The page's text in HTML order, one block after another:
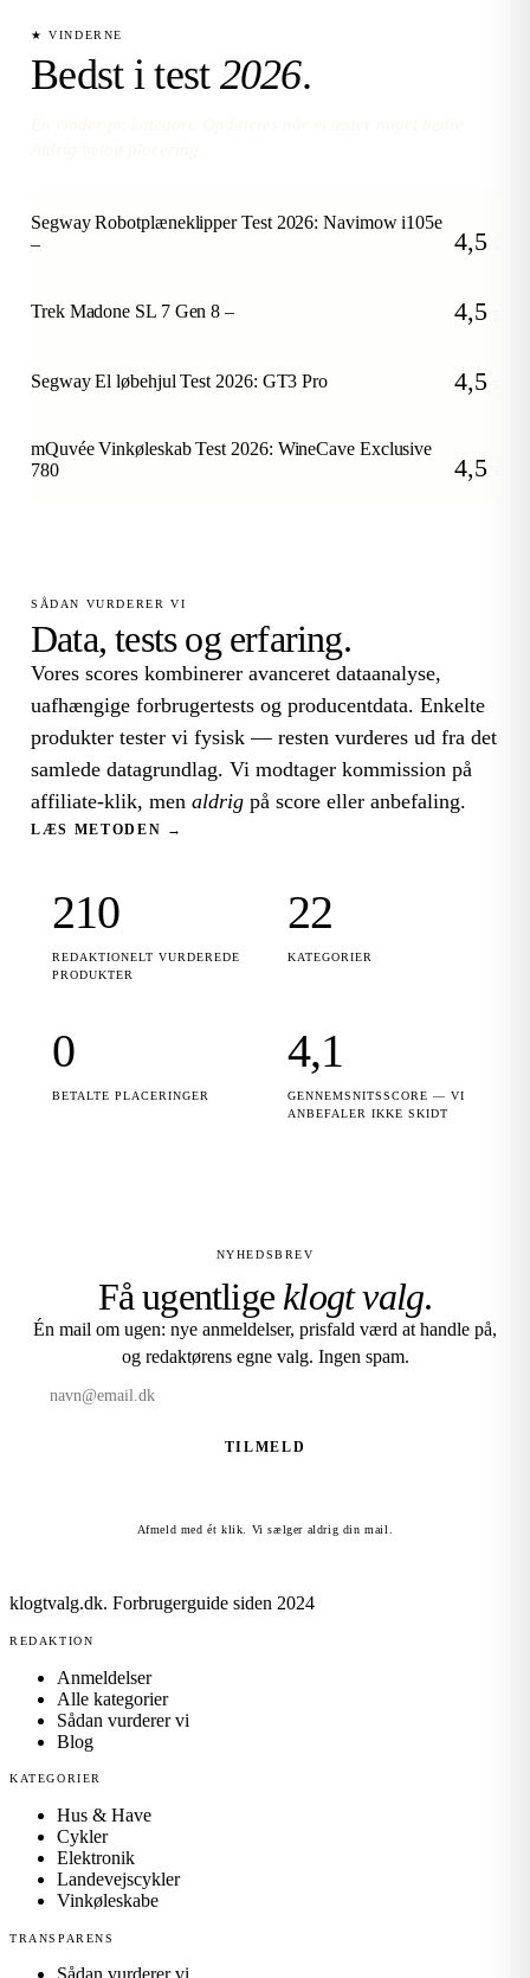
★ VINDERNE
Bedst i test 2026.
Segway Robotplæneklipper Test 2026: Navimow i105e
–
4,5
Trek Madone SL 7 Gen 8 – 4,5
Segway El løbehjul Test 2026: GT3 Pro 4,5
mQuvée Vinkøleskab Test 2026: WineCave Exclusive
780
4,5
SÅDAN VURDERER VI
Data, tests og erfaring.
Vores scores kombinerer avanceret dataanalyse,
uafhængige forbrugertests og producentdata. Enkelte
produkter tester vi fysisk — resten vurderes ud fra det
samlede datagrundlag. Vi modtager kommission på
affiliate-klik, men aldrig på score eller anbefaling.
LÆS METODEN →
210
REDAKTIONELT VURDEREDE
PRODUKTER
22
KATEGORIER
0
BETALTE PLACERINGER
4,1
GENNEMSNITSSCORE — VI
ANBEFALER IKKE SKIDT
NYHEDSBREV
Få ugentlige klogt valg.
Én mail om ugen: nye anmeldelser, prisfald værd at handle på,
og redaktørens egne valg. Ingen spam.
TILMELD
Afmeld med ét klik. Vi sælger aldrig din mail.
klogtvalg.dk. Forbrugerguide siden 2024
REDAKTION
Anmeldelser
Alle kategorier
Sådan vurderer vi
Blog
KATEGORIER
Hus & Have
Cykler
Elektronik
Landevejscykler
Vinkøleskabe
TRANSPARENS